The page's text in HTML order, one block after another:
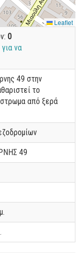
Leaflet
0
να
49 στην
το
από ξερά
49